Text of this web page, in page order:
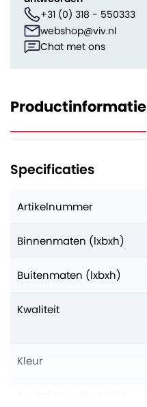
+31 (0) 318 - 550333
webshop@viv.nl
Chat met ons
Productinformatie
Specificaties
Artikelnummer
Binnenmaten (lxbxh)
Buitenmaten (lxbxh)
Kwaliteit
Kleur